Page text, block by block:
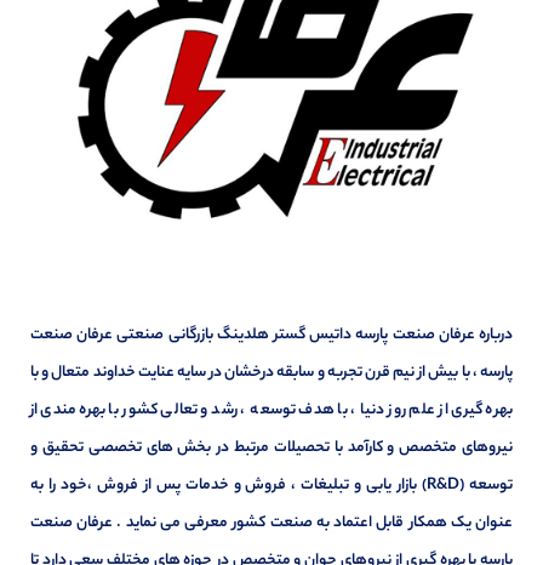
درباره عرفان صنعت پارسه داتیس گستر هلدینگ بازرگانی صنعتی عرفان صنعت
پارسه ، با بیش از نیم قرن تجربه و سابقه درخشان در سایه عنایت خداوند متعال و با
بهره گیری از علم روز دنیا ، با هدف توسعه ، رشد و تعالی کشور با بهره مندی از
نیروهای متخصص و کارآمد با تحصیلات مرتبط در بخش های تخصصی تحقیق و
توسعه (R&D) بازار یابی و تبلیغات ، فروش و خدمات پس از فروش ،خود را به
عنوان یک همکار قابل اعتماد به صنعت کشور معرفی می نماید . عرفان صنعت